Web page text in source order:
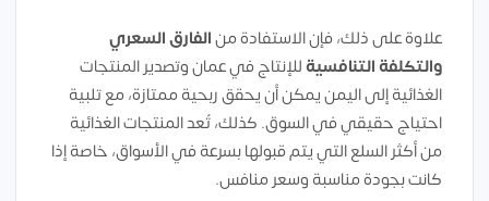
علاوة على ذلك، فإن الاستفادة منالفارق السعري
والتكلفة التنافسية للإنتاج في عمان وتصدير المنتجات
الغذائية إلى اليمن يمكن أن يحقق ربحية ممتازة، مع تلبية
احتياج حقيقي في السوق. كذلك، تُعد المنتجات الغذائية
من أكثر السلع التي يتم قبولها بسرعة في الأسواق، خاصة إذا
كانت بجودة مناسبة وسعر منافس.